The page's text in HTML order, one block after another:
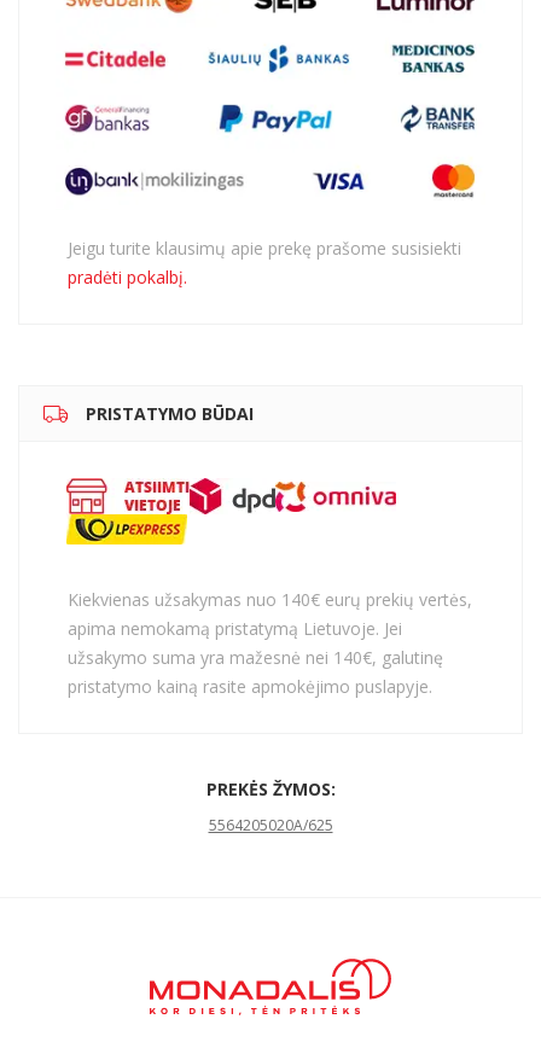
Jeigu turite klausimų apie prekę prašome susisiekti
pradėti pokalbį.
PRISTATYMO BŪDAI
Kiekvienas užsakymas nuo 140€ eurų prekių vertės,
apima nemokamą pristatymą Lietuvoje. Jei
užsakymo suma yra mažesnė nei 140€, galutinę
pristatymo kainą rasite apmokėjimo puslapyje.
PREKĖS ŽYMOS:
5564205020A/625